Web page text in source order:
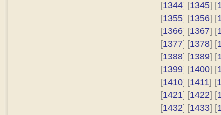
[1344] [1345] [
[1355] [1356] [
[1366] [1367] [
[1377] [1378] [
[1388] [1389] [
[1399] [1400] [
[1410] [1411] [
[1421] [1422] [
[1432] [1433] [